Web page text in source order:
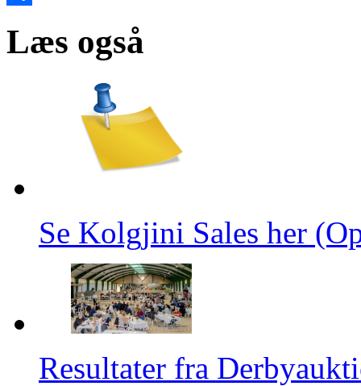
Læs også
Se Kolgjini Sales her
Resultater fra